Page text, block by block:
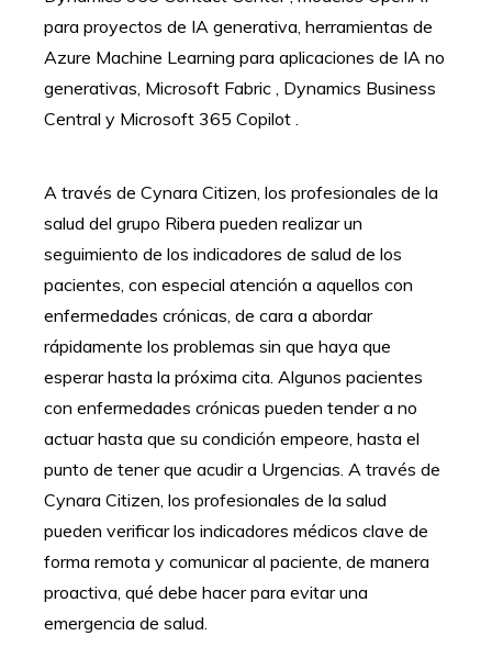
para proyectos de IA generativa, herramientas de
Azure Machine Learning para aplicaciones de IA no
generativas, Microsoft Fabric , Dynamics Business
Central y Microsoft 365 Copilot .
A través de Cynara Citizen, los profesionales de la
salud del grupo Ribera pueden realizar un
seguimiento de los indicadores de salud de los
pacientes, con especial atención a aquellos con
enfermedades crónicas, de cara a abordar
rápidamente los problemas sin que haya que
esperar hasta la próxima cita. Algunos pacientes
con enfermedades crónicas pueden tender a no
actuar hasta que su condición empeore, hasta el
punto de tener que acudir a Urgencias. A través de
Cynara Citizen, los profesionales de la salud
pueden verificar los indicadores médicos clave de
forma remota y comunicar al paciente, de manera
proactiva, qué debe hacer para evitar una
emergencia de salud.